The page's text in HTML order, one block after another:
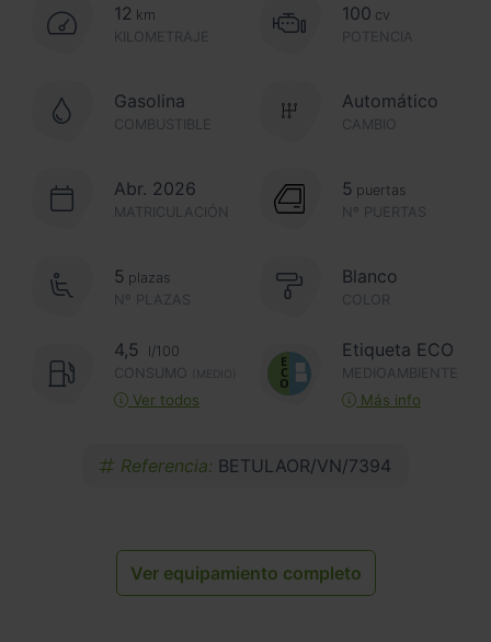
12 km
KILOMETRAJE
100 cv
POTENCIA
Gasolina
COMBUSTIBLE CAMBIO
Automático
Abr. 2026
MATRICULACIÓN Nº PUERTAS
5 puertas
Nº PLAZAS
5 plazas Blanco
COLOR
4,5
l/100
CONSUMO
(MEDIO)
Ver todos
Etiqueta ECO
MEDIOAMBIENTE
Más info
Referencia: BETULAOR/VN/7394
Ver equipamiento completo